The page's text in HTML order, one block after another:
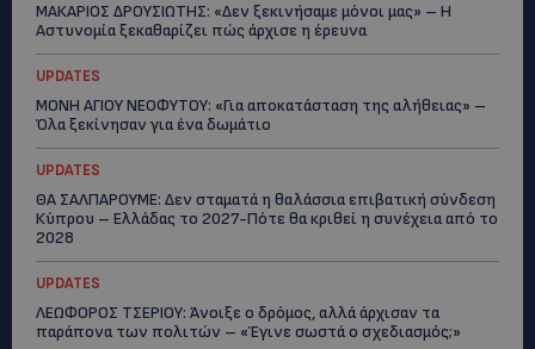
ΜΑΚΑΡΙΟΣ ΔΡΟΥΣΙΩΤΗΣ: «Δεν ξεκινήσαμε μόνοι μας» – Η
Αστυνομία ξεκαθαρίζει πώς άρχισε η έρευνα
UPDATES
ΜΟΝΗ ΑΓΙΟΥ ΝΕΟΦΥΤΟΥ: «Για αποκατάσταση της αλήθειας» –
Όλα ξεκίνησαν για ένα δωμάτιο
UPDATES
ΘΑ ΣΑΛΠΑΡΟΥΜΕ: Δεν σταματά η θαλάσσια επιβατική σύνδεση
Κύπρου – Ελλάδας το 2027-Πότε θα κριθεί η συνέχεια από το
2028
UPDATES
ΛΕΩΦΟΡΟΣ ΤΣΕΡΙΟΥ: Άνοιξε ο δρόμος, αλλά άρχισαν τα
παράπονα των πολιτών – «Έγινε σωστά ο σχεδιασμός;»